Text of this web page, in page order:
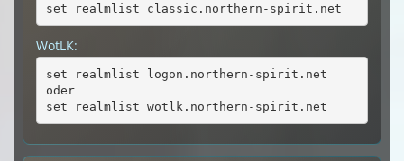
set realmlist classic.northern-spirit.net
WotLK:
set realmlist logon.northern-spirit.net
oder
set realmlist wotlk.northern-spirit.net